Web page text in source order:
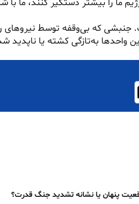
ما را بیشتر دستگیر کنند، ما با
جنبشی که بی‌وقفه توسط نیروهای
پنهان یا نشانه تشدید جنگ قدرت؟